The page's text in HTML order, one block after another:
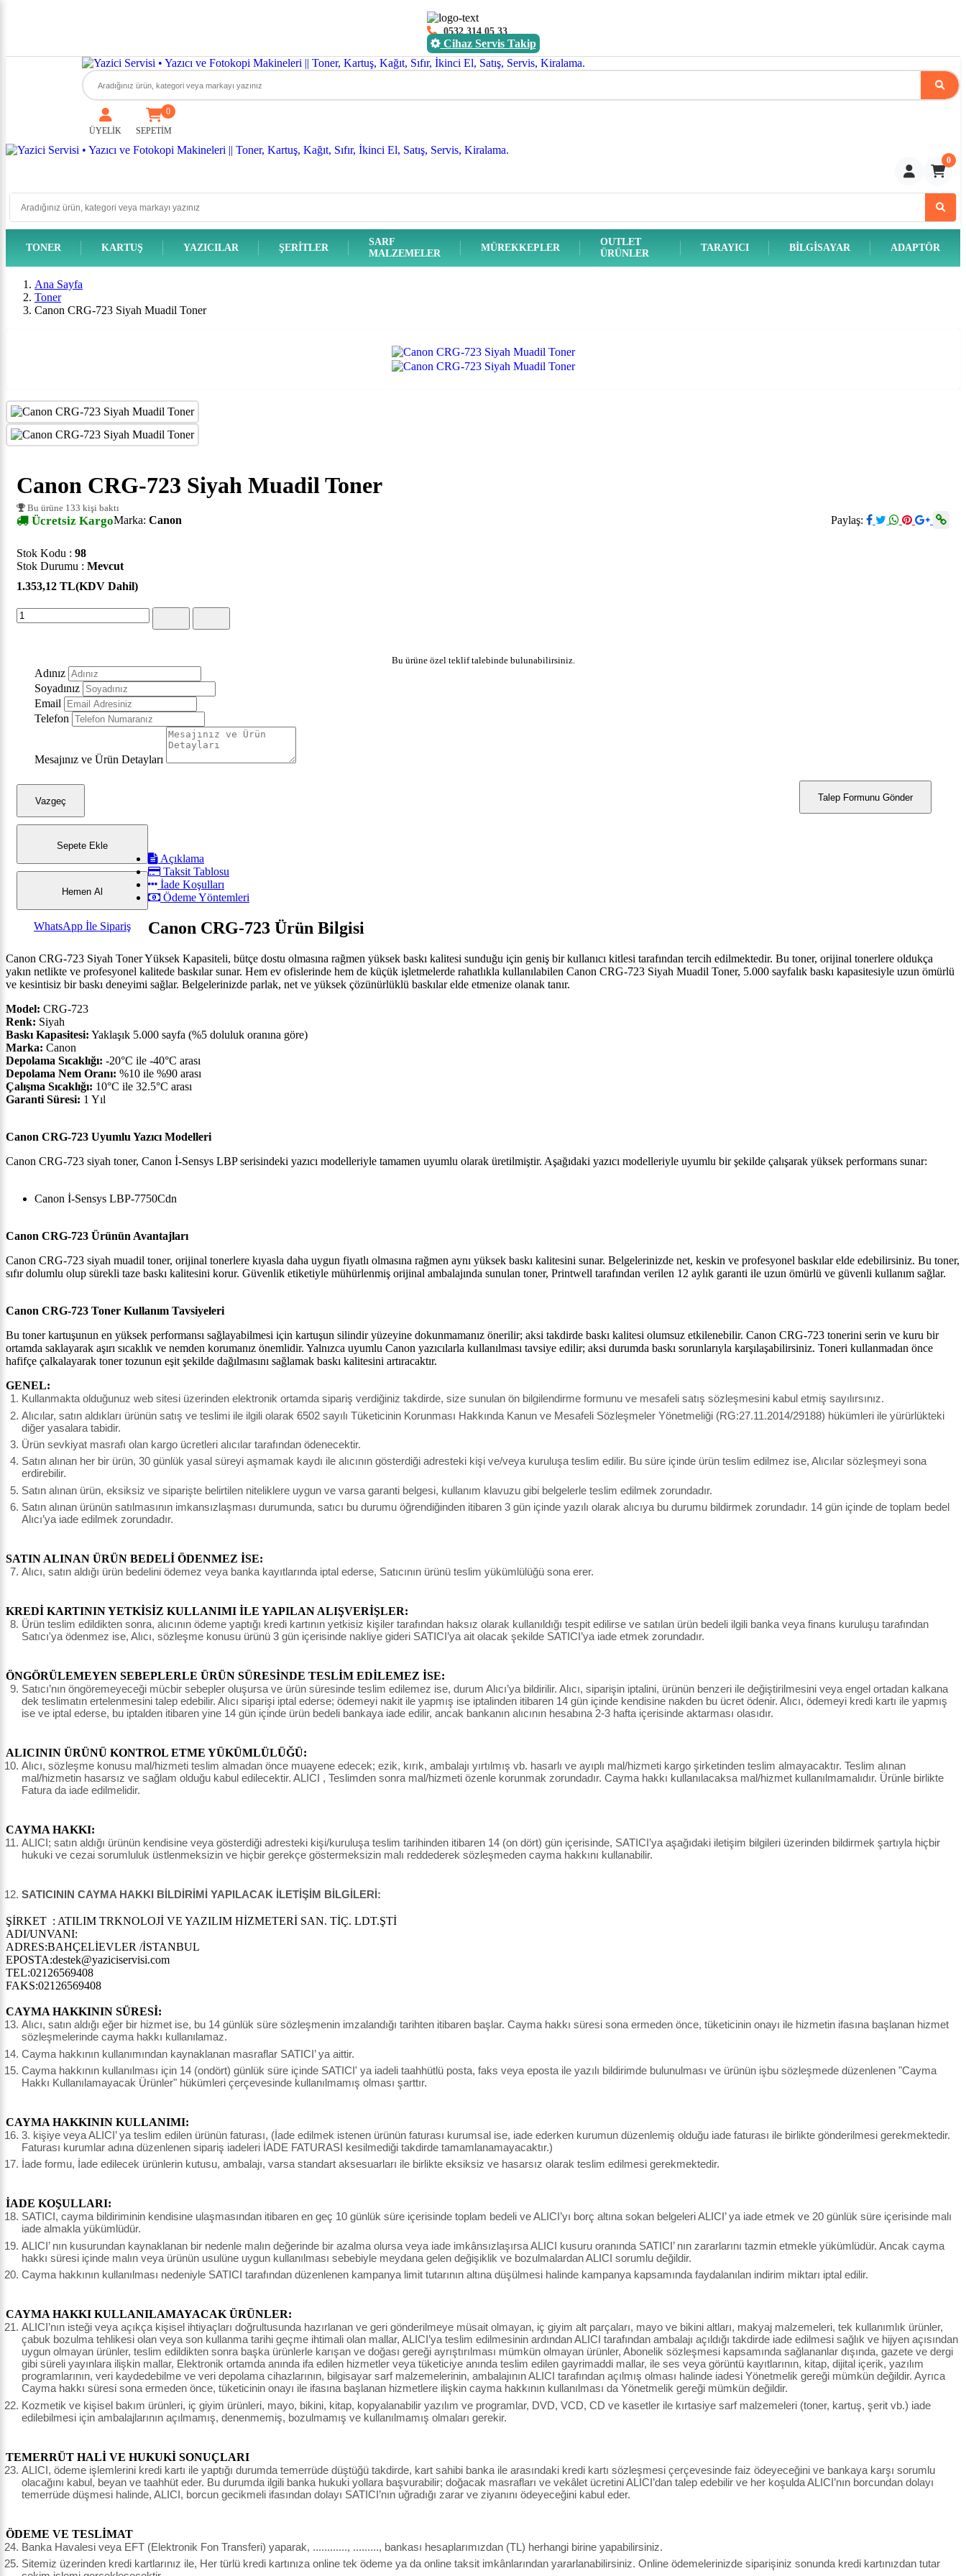
0532 314 05 33
Cihaz Servis Takip
ÜYELİK SEPETİM
0
0
TONER KARTUŞ YAZICILAR ŞERITLER
SARF
MALZEMELER
MÜREKKEPLER
OUTLET
ÜRÜNLER
TARAYICI BILGISAYAR ADAPTÖR
Ana Sayfa
Toner
Canon CRG-723 Siyah Muadil Toner
Canon CRG-723 Siyah Muadil Toner
Bu ürüne 133 kişi baktı
Ücretsiz Kargo Paylaş:
Marka: Canon
Stok Kodu : 98
Stok Durumu : Mevcut
1.353,12 TL(KDV Dahil)
Bu ürüne özel teklif talebinde bulunabilirsiniz.
Adınız
Soyadınız
Email
Telefon
Mesajınız ve Ürün Detayları
Talep Formunu Gönder
Vazgeç
Sepete Ekle
Hemen Al
WhatsApp İle Sipariş
Açıklama
Taksit Tablosu
İade Koşulları
Ödeme Yöntemleri
Canon CRG-723 Ürün Bilgisi
Canon CRG-723 Siyah Toner Yüksek Kapasiteli, bütçe dostu olmasına rağmen yüksek baskı kalitesi sunduğu için geniş bir kullanıcı kitlesi tarafından tercih edilmektedir. Bu toner, orijinal tonerlere oldukça
yakın netlikte ve profesyonel kalitede baskılar sunar. Hem ev ofislerinde hem de küçük işletmelerde rahatlıkla kullanılabilen Canon CRG-723 Siyah Muadil Toner, 5.000 sayfalık baskı kapasitesiyle uzun ömürlü
ve kesintisiz bir baskı deneyimi sağlar. Belgelerinizde parlak, net ve yüksek çözünürlüklü baskılar elde etmenize olanak tanır.
Model: CRG-723
Renk: Siyah
Baskı Kapasitesi: Yaklaşık 5.000 sayfa (%5 doluluk oranına göre)
Marka: Canon
Depolama Sıcaklığı: -20°C ile -40°C arası
Depolama Nem Oranı: %10 ile %90 arası
Çalışma Sıcaklığı: 10°C ile 32.5°C arası
Garanti Süresi: 1 Yıl
Canon CRG-723 Uyumlu Yazıcı Modelleri
Canon CRG-723 siyah toner, Canon İ-Sensys LBP serisindeki yazıcı modelleriyle tamamen uyumlu olarak üretilmiştir. Aşağıdaki yazıcı modelleriyle uyumlu bir şekilde çalışarak yüksek performans sunar:
Canon İ-Sensys LBP-7750Cdn
Canon CRG-723 Ürünün Avantajları
Canon CRG-723 siyah muadil toner, orijinal tonerlere kıyasla daha uygun fiyatlı olmasına rağmen aynı yüksek baskı kalitesini sunar. Belgelerinizde net, keskin ve profesyonel baskılar elde edebilirsiniz. Bu toner,
sıfır dolumlu olup sürekli taze baskı kalitesini korur. Güvenlik etiketiyle mühürlenmiş orijinal ambalajında sunulan toner, Printwell tarafından verilen 12 aylık garanti ile uzun ömürlü ve güvenli kullanım sağlar.
Canon CRG-723 Toner Kullanım Tavsiyeleri
Bu toner kartuşunun en yüksek performansı sağlayabilmesi için kartuşun silindir yüzeyine dokunmamanız önerilir; aksi takdirde baskı kalitesi olumsuz etkilenebilir. Canon CRG-723 tonerini serin ve kuru bir
ortamda saklayarak aşırı sıcaklık ve nemden korumanız önemlidir. Yalnızca uyumlu Canon yazıcılarla kullanılması tavsiye edilir; aksi durumda baskı sorunlarıyla karşılaşabilirsiniz. Toneri kullanmadan önce
hafifçe çalkalayarak toner tozunun eşit şekilde dağılmasını sağlamak baskı kalitesini artıracaktır.
GENEL:
Kullanmakta olduğunuz web sitesi üzerinden elektronik ortamda sipariş verdiğiniz takdirde, size sunulan ön bilgilendirme formunu ve mesafeli satış sözleşmesini kabul etmiş sayılırsınız.
Alıcılar, satın aldıkları ürünün satış ve teslimi ile ilgili olarak 6502 sayılı Tüketicinin Korunması Hakkında Kanun ve Mesafeli Sözleşmeler Yönetmeliği (RG:27.11.2014/29188) hükümleri ile yürürlükteki
diğer yasalara tabidir.
Ürün sevkiyat masrafı olan kargo ücretleri alıcılar tarafından ödenecektir.
Satın alınan her bir ürün, 30 günlük yasal süreyi aşmamak kaydı ile alıcının gösterdiği adresteki kişi ve/veya kuruluşa teslim edilir. Bu süre içinde ürün teslim edilmez ise, Alıcılar sözleşmeyi sona
erdirebilir.
Satın alınan ürün, eksiksiz ve siparişte belirtilen niteliklere uygun ve varsa garanti belgesi, kullanım klavuzu gibi belgelerle teslim edilmek zorundadır.
Satın alınan ürünün satılmasının imkansızlaşması durumunda, satıcı bu durumu öğrendiğinden itibaren 3 gün içinde yazılı olarak alıcıya bu durumu bildirmek zorundadır. 14 gün içinde de toplam bedel
Alıcı’ya iade edilmek zorundadır.
SATIN ALINAN ÜRÜN BEDELİ ÖDENMEZ İSE:
Alıcı, satın aldığı ürün bedelini ödemez veya banka kayıtlarında iptal ederse, Satıcının ürünü teslim yükümlülüğü sona erer.
KREDİ KARTININ YETKİSİZ KULLANIMI İLE YAPILAN ALIŞVERİŞLER:
Ürün teslim edildikten sonra, alıcının ödeme yaptığı kredi kartının yetkisiz kişiler tarafından haksız olarak kullanıldığı tespit edilirse ve satılan ürün bedeli ilgili banka veya finans kuruluşu tarafından
Satıcı'ya ödenmez ise, Alıcı, sözleşme konusu ürünü 3 gün içerisinde nakliye gideri SATICI’ya ait olacak şekilde SATICI’ya iade etmek zorundadır.
ÖNGÖRÜLEMEYEN SEBEPLERLE ÜRÜN SÜRESİNDE TESLİM EDİLEMEZ İSE:
Satıcı’nın öngöremeyeceği mücbir sebepler oluşursa ve ürün süresinde teslim edilemez ise, durum Alıcı’ya bildirilir. Alıcı, siparişin iptalini, ürünün benzeri ile değiştirilmesini veya engel ortadan kalkana
dek teslimatın ertelenmesini talep edebilir. Alıcı siparişi iptal ederse; ödemeyi nakit ile yapmış ise iptalinden itibaren 14 gün içinde kendisine nakden bu ücret ödenir. Alıcı, ödemeyi kredi kartı ile yapmış
ise ve iptal ederse, bu iptalden itibaren yine 14 gün içinde ürün bedeli bankaya iade edilir, ancak bankanın alıcının hesabına 2-3 hafta içerisinde aktarması olasıdır.
ALICININ ÜRÜNÜ KONTROL ETME YÜKÜMLÜLÜĞÜ:
Alıcı, sözleşme konusu mal/hizmeti teslim almadan önce muayene edecek; ezik, kırık, ambalajı yırtılmış vb. hasarlı ve ayıplı mal/hizmeti kargo şirketinden teslim almayacaktır. Teslim alınan
mal/hizmetin hasarsız ve sağlam olduğu kabul edilecektir. ALICI , Teslimden sonra mal/hizmeti özenle korunmak zorundadır. Cayma hakkı kullanılacaksa mal/hizmet kullanılmamalıdır. Ürünle birlikte
Fatura da iade edilmelidir.
CAYMA HAKKI:
ALICI; satın aldığı ürünün kendisine veya gösterdiği adresteki kişi/kuruluşa teslim tarihinden itibaren 14 (on dört) gün içerisinde, SATICI’ya aşağıdaki iletişim bilgileri üzerinden bildirmek şartıyla hiçbir
hukuki ve cezai sorumluluk üstlenmeksizin ve hiçbir gerekçe göstermeksizin malı reddederek sözleşmeden cayma hakkını kullanabilir.
SATICININ CAYMA HAKKI BİLDİRİMİ YAPILACAK İLETİŞİM BİLGİLERİ:
ŞİRKET : ATILIM TRKNOLOJİ VE YAZILIM HİZMETERİ SAN. TİÇ. LDT.ŞTİ
ADI/UNVANI:
ADRES:BAHÇELİEVLER /İSTANBUL
EPOSTA:destek@yaziciservisi.com
TEL:02126569408
FAKS:02126569408
CAYMA HAKKININ SÜRESİ:
Alıcı, satın aldığı eğer bir hizmet ise, bu 14 günlük süre sözleşmenin imzalandığı tarihten itibaren başlar. Cayma hakkı süresi sona ermeden önce, tüketicinin onayı ile hizmetin ifasına başlanan hizmet
sözleşmelerinde cayma hakkı kullanılamaz.
Cayma hakkının kullanımından kaynaklanan masraflar SATICI’ ya aittir.
Cayma hakkının kullanılması için 14 (ondört) günlük süre içinde SATICI' ya iadeli taahhütlü posta, faks veya eposta ile yazılı bildirimde bulunulması ve ürünün işbu sözleşmede düzenlenen "Cayma
Hakkı Kullanılamayacak Ürünler" hükümleri çerçevesinde kullanılmamış olması şarttır.
CAYMA HAKKININ KULLANIMI:
3. kişiye veya ALICI’ ya teslim edilen ürünün faturası, (İade edilmek istenen ürünün faturası kurumsal ise, iade ederken kurumun düzenlemiş olduğu iade faturası ile birlikte gönderilmesi gerekmektedir.
Faturası kurumlar adına düzenlenen sipariş iadeleri İADE FATURASI kesilmediği takdirde tamamlanamayacaktır.)
İade formu, İade edilecek ürünlerin kutusu, ambalajı, varsa standart aksesuarları ile birlikte eksiksiz ve hasarsız olarak teslim edilmesi gerekmektedir.
İADE KOŞULLARI:
SATICI, cayma bildiriminin kendisine ulaşmasından itibaren en geç 10 günlük süre içerisinde toplam bedeli ve ALICI’yı borç altına sokan belgeleri ALICI’ ya iade etmek ve 20 günlük süre içerisinde malı
iade almakla yükümlüdür.
ALICI’ nın kusurundan kaynaklanan bir nedenle malın değerinde bir azalma olursa veya iade imkânsızlaşırsa ALICI kusuru oranında SATICI’ nın zararlarını tazmin etmekle yükümlüdür. Ancak cayma
hakkı süresi içinde malın veya ürünün usulüne uygun kullanılması sebebiyle meydana gelen değişiklik ve bozulmalardan ALICI sorumlu değildir.
Cayma hakkının kullanılması nedeniyle SATICI tarafından düzenlenen kampanya limit tutarının altına düşülmesi halinde kampanya kapsamında faydalanılan indirim miktarı iptal edilir.
CAYMA HAKKI KULLANILAMAYACAK ÜRÜNLER:
ALICI’nın isteği veya açıkça kişisel ihtiyaçları doğrultusunda hazırlanan ve geri gönderilmeye müsait olmayan, iç giyim alt parçaları, mayo ve bikini altları, makyaj malzemeleri, tek kullanımlık ürünler,
çabuk bozulma tehlikesi olan veya son kullanma tarihi geçme ihtimali olan mallar, ALICI’ya teslim edilmesinin ardından ALICI tarafından ambalajı açıldığı takdirde iade edilmesi sağlık ve hijyen açısından
uygun olmayan ürünler, teslim edildikten sonra başka ürünlerle karışan ve doğası gereği ayrıştırılması mümkün olmayan ürünler, Abonelik sözleşmesi kapsamında sağlananlar dışında, gazete ve dergi
gibi süreli yayınlara ilişkin mallar, Elektronik ortamda anında ifa edilen hizmetler veya tüketiciye anında teslim edilen gayrimaddi mallar, ile ses veya görüntü kayıtlarının, kitap, dijital içerik, yazılım
programlarının, veri kaydedebilme ve veri depolama cihazlarının, bilgisayar sarf malzemelerinin, ambalajının ALICI tarafından açılmış olması halinde iadesi Yönetmelik gereği mümkün değildir. Ayrıca
Cayma hakkı süresi sona ermeden önce, tüketicinin onayı ile ifasına başlanan hizmetlere ilişkin cayma hakkının kullanılması da Yönetmelik gereği mümkün değildir.
Kozmetik ve kişisel bakım ürünleri, iç giyim ürünleri, mayo, bikini, kitap, kopyalanabilir yazılım ve programlar, DVD, VCD, CD ve kasetler ile kırtasiye sarf malzemeleri (toner, kartuş, şerit vb.) iade
edilebilmesi için ambalajlarının açılmamış, denenmemiş, bozulmamış ve kullanılmamış olmaları gerekir.
TEMERRÜT HALİ VE HUKUKİ SONUÇLARI
ALICI, ödeme işlemlerini kredi kartı ile yaptığı durumda temerrüde düştüğü takdirde, kart sahibi banka ile arasındaki kredi kartı sözleşmesi çerçevesinde faiz ödeyeceğini ve bankaya karşı sorumlu
olacağını kabul, beyan ve taahhüt eder. Bu durumda ilgili banka hukuki yollara başvurabilir; doğacak masrafları ve vekâlet ücretini ALICI’dan talep edebilir ve her koşulda ALICI’nın borcundan dolayı
temerrüde düşmesi halinde, ALICI, borcun gecikmeli ifasından dolayı SATICI’nın uğradığı zarar ve ziyanını ödeyeceğini kabul eder.
ÖDEME VE TESLİMAT
Banka Havalesi veya EFT (Elektronik Fon Transferi) yaparak, ............, ........., bankası hesaplarımızdan (TL) herhangi birine yapabilirsiniz.
Sitemiz üzerinden kredi kartlarınız ile, Her türlü kredi kartınıza online tek ödeme ya da online taksit imkânlarından yararlanabilirsiniz. Online ödemelerinizde siparişiniz sonunda kredi kartınızdan tutar